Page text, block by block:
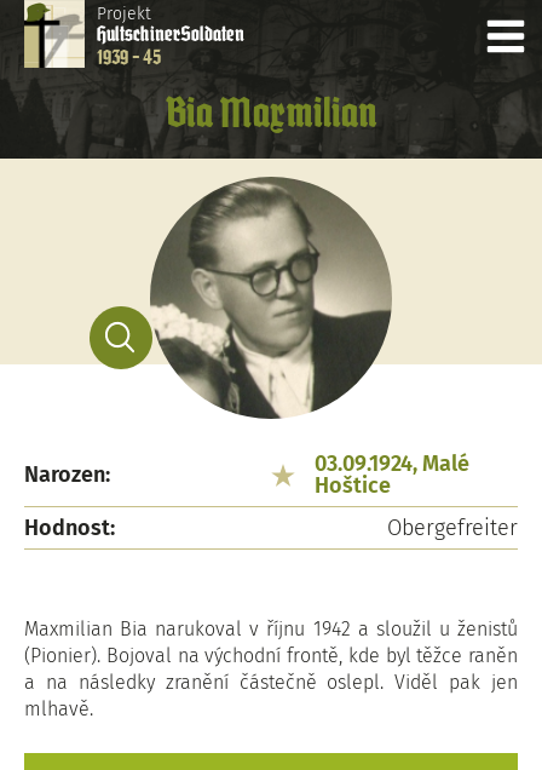
Projekt
HultschinerSoldaten
1939 - 45
Bia Maxmilian
Narozen:
03.09.1924, Malé
Hoštice
Hodnost:
Obergefreiter
Maxmilian Bia narukoval v říjnu 1942 a sloužil u ženistů
(Pionier). Bojoval na východní frontě, kde byl těžce raněn
a na následky zranění částečně oslepl. Viděl pak jen
mlhavě.